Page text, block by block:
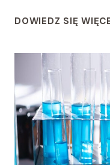
DOWIEDZ SIĘ